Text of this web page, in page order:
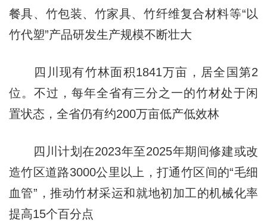
餐具、竹包装、竹家具、竹纤维复合材料等“以
竹代塑”产品研发生产规模不断壮大
四川现有竹林面积1841万亩，居全国第2
位。不过，每年全省有三分之一的竹材处于闲
置状态，全省仍有约200万亩低产低效林
四川计划在2023年至2025年期间修建或改
造竹区道路3000公里以上，打通竹区间的“毛细
血管”，推动竹材采运和就地初加工的机械化率
提高15个百分点